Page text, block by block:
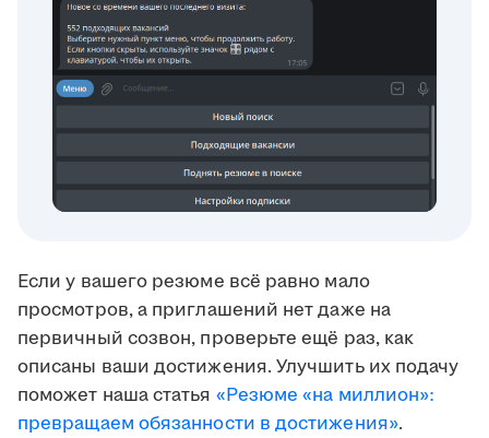
Если у вашего резюме всё равно мало
просмотров, а приглашений нет даже на
первичный созвон, проверьте ещё раз, как
описаны ваши достижения. Улучшить их подачу
поможет наша статья «Резюме «на миллион»:
превращаем обязанности в достижения».